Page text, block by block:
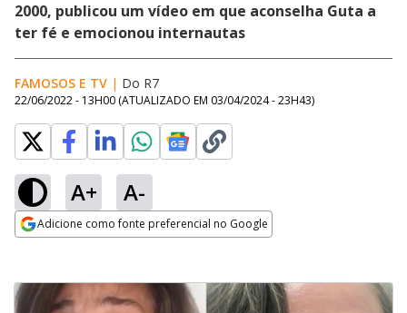
2000, publicou um vídeo em que aconselha Guta a
ter fé e emocionou internautas
FAMOSOS E TV | Do R7
22/06/2022 - 13H00 (ATUALIZADO EM 03/04/2024 - 23H43)
A+ A-
Adicione como fonte preferencial no Google